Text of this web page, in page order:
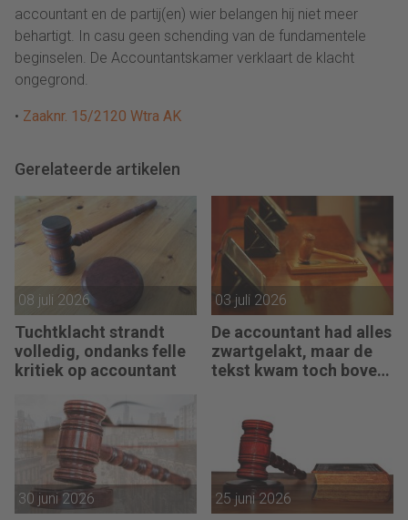
accountant en de partij(en) wier belangen hij niet meer
behartigt. In casu geen schending van de fundamentele
beginselen. De Accountantskamer verklaart de klacht
ongegrond.
• Zaaknr. 15/2120 Wtra AK
Gerelateerde artikelen
08 juli 2026
Tuchtklacht strandt
volledig, ondanks felle
kritiek op accountant
03 juli 2026
De accountant had alles
zwartgelakt, maar de
tekst kwam toch boven
30 juni 2026 25 juni 2026